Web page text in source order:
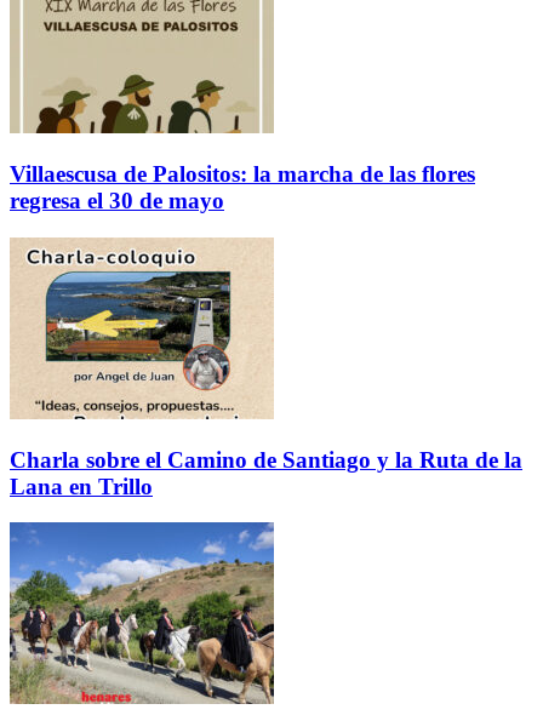
Villaescusa de Palositos: la marcha de las flores
regresa el 30 de mayo
Charla sobre el Camino de Santiago y la Ruta de la
Lana en Trillo